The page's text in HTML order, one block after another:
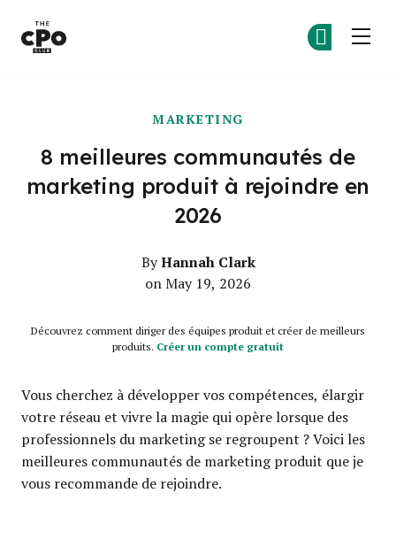
MARKETING
8 meilleures communautés de
marketing produit à rejoindre en
2026
ByHannah Clark
on May 19, 2026
Découvrez comment diriger des équipes produit et créer de meilleurs
produits. Créer un compte gratuit
Vous cherchez à développer vos compétences, élargir
votre réseau et vivre la magie qui opère lorsque des
professionnels du marketing se regroupent ? Voici les
meilleures communautés de marketing produit que je
vous recommande de rejoindre.